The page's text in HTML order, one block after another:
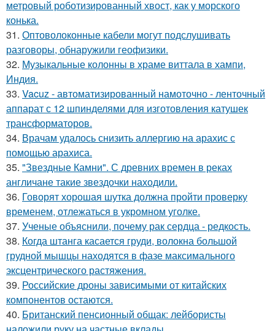
метровый роботизированный хвост, как у морского
конька.
31. Оптоволоконные кабели могут подслушивать
разговоры, обнаружили геофизики.
32. Музыкальные колонны в храме виттала в хампи,
Индия.
33. Vacuz - автоматизированный намоточно - ленточный
аппарат с 12 шпинделями для изготовления катушек
трансформаторов.
34. Врачам удалось снизить аллергию на арахис с
помощью арахиса.
35. "Звездные Камни". С древних времен в реках
англичане такие звездочки находили.
36. Говорят хорошая шутка должна пройти проверку
временем, отлежаться в укромном уголке.
37. Ученые объяснили, почему рак сердца - редкость.
38. Когда штанга касается груди, волокна большой
грудной мышцы находятся в фазе максимального
эксцентрического растяжения.
39. Российские дроны зависимыми от китайских
компонентов остаются.
40. Британский пенсионный общак: лейбористы